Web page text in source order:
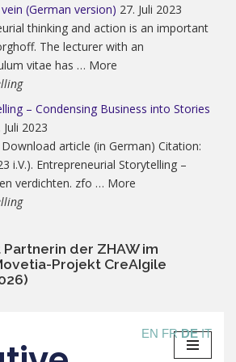
(German version) 27. Juli 2023
thinking and action is an important
The lecturer with an
vitae has … More
– Condensing Business into Stories
Juli 2023
article (in German) Citation:
i.V.). Entrepreneurial Storytelling –
verdichten. zfo … More
der ZHAW im
Projekt CreAIgile